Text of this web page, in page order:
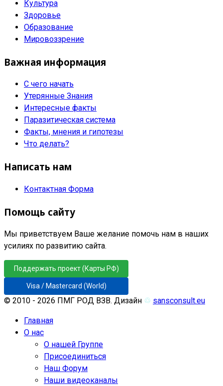
Культура
Здоровье
Образование
Мировоззрение
Важная информация
С чего начать
Утерянные Знания
Интересные факты
Паразитическая система
Факты, мнения и гипотезы
Что делать?
Написать нам
Контактная Форма
Помощь сайту
Мы приветствуем Ваше желание помочь нам в наших
усилиях по развитию сайта.
Поддержать проект (Карты РФ)
Visa / Mastercard (World)
© 2010 - 2026 ПМГ РОД ВЗВ. Дизайн ♲ sansconsult.eu
Главная
О нас
О нашей Группе
Присоединиться
Наш Форум
Наши видеоканалы